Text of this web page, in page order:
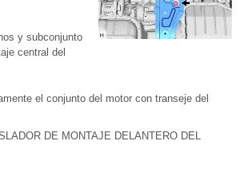
y subconjunto
central del
el conjunto del motor con transeje del
DE MONTAJE DELANTERO DEL